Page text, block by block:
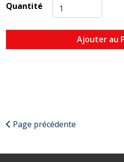
Quantité
Ajouter au
Page précédente